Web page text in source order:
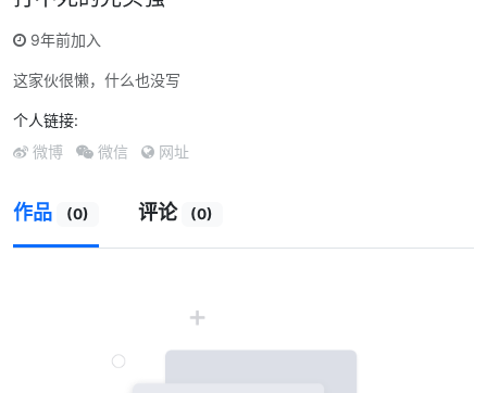
9年前加入
这家伙很懒，什么也没写
个人链接:
微博 微信 网址
作品 (0) 评论 (0)